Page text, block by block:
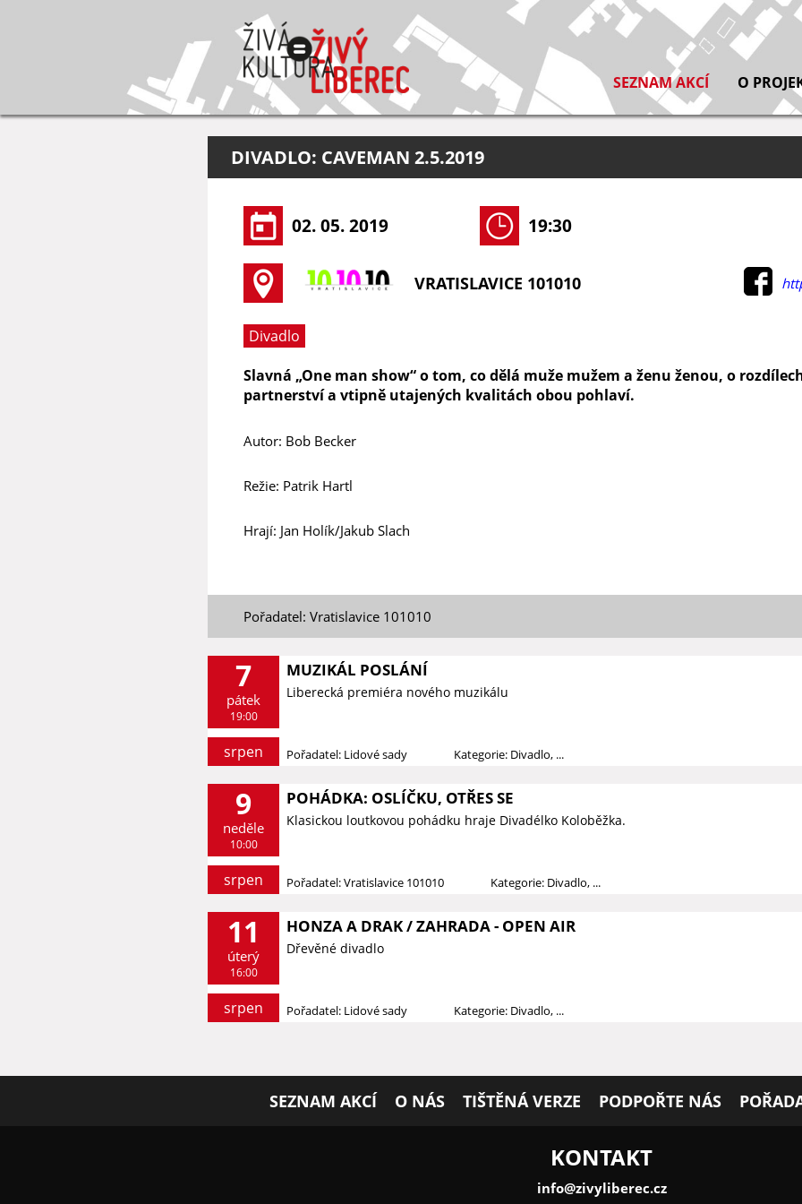
SEZNAM AKCÍ O
DIVADLO: CAVEMAN 2.5.2019
02. 05. 2019 19:30
VRATISLAVICE 101010
Divadlo
Slavná „One man show“ o tom, co dělá muže mužem a ženu ženou, o
partnerství a vtipně utajených kvalitách obou pohlaví.
Autor: Bob Becker
Režie: Patrik Hartl
Hrají: Jan Holík/Jakub Slach
Pořadatel: Vratislavice 101010
7
pátek
19:00
srpen
MUZIKÁL POSLÁNÍ
Liberecká premiéra nového muzikálu
Pořadatel: Lidové sady Kategorie: Divadlo, ...
9
neděle
10:00
srpen
POHÁDKA: OSLÍČKU, OTŘES SE
Klasickou loutkovou pohádku hraje Divadélko Koloběžka.
Pořadatel: Vratislavice 101010 Kategorie: Divadlo, ...
11
úterý
16:00
srpen
HONZA A DRAK / ZAHRADA - OPEN AIR
Dřevěné divadlo
Pořadatel: Lidové sady Kategorie: Divadlo, ...
SEZNAM AKCÍ O NÁS TIŠTĚNÁ VERZE PODPOŘTE NÁS
KONTAKT
info@zivyliberec.cz